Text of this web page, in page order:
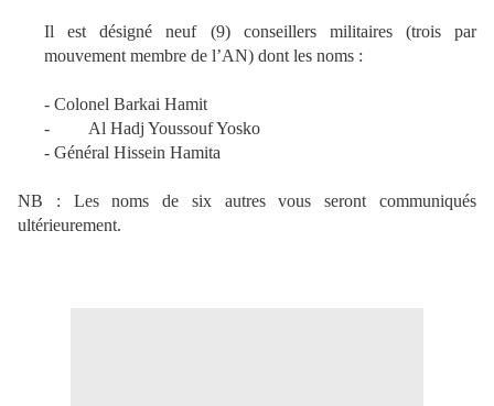
Il est désigné neuf (9) conseillers militaires (trois par
mouvement membre de l’AN) dont les noms :
- Colonel Barkai Hamit
- Al Hadj Youssouf Yosko
- Général Hissein Hamita
NB : Les noms de six autres vous seront communiqués
ultérieurement.